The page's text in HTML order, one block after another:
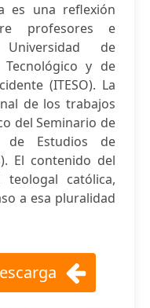
es una reflexión
profesores e
de
y de
(ITESO). La
de los trabajos
del Seminario de
de Estudios de
El contenido del
católica,
a esa pluralidad